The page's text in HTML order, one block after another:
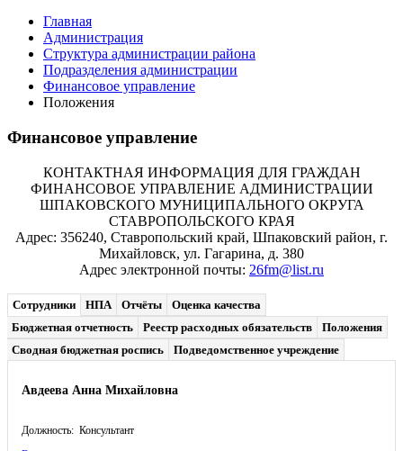
Главная
Администрация
Структура администрации района
Подразделения администрации
Финансовое управление
Положения
Финансовое управление
КОНТАКТНАЯ ИНФОРМАЦИЯ ДЛЯ ГРАЖДАН
ФИНАНСОВОЕ УПРАВЛЕНИЕ АДМИНИСТРАЦИИ
ШПАКОВСКОГО МУНИЦИПАЛЬНОГО ОКРУГА
СТАВРОПОЛЬСКОГО КРАЯ
Адрес: 356240, Ставропольский край, Шпаковский район, г.
Михайловск, ул. Гагарина, д. 380
Адрес электронной почты: 26fm@list.ru
Сотрудники НПА Отчёты
Оценка качества
Бюджетная отчетность
Реестр расходных обязательств
Положения
Сводная бюджетная роспись
Подведомственное учреждение
Авдеева Анна Михайловна
Должность: Консультант